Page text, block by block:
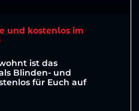
und kostenlos im
ist das
Blinden- und
für Euch auf